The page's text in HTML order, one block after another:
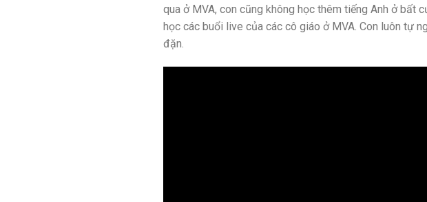
qua ở MVA, con cũng không học thêm tiếng Anh ở bất
học các buổi live của các cô giáo ở MVA. Con luôn tự
đặn.